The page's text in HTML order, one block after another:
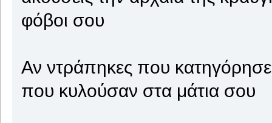
φόβοι σου
Αν ντράπηκες που
που κυλούσαν στα μάτια σου